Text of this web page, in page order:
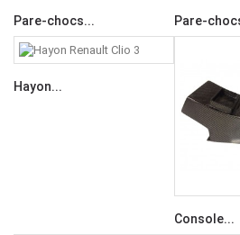
Pare-chocs... Pare-
Hayon...
Console...